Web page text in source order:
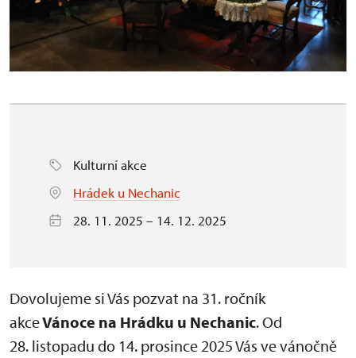
Kulturní akce
Hrádek u Nechanic
28. 11. 2025 – 14. 12. 2025
Dovolujeme si Vás pozvat na 31. ročník
akceVánoce na Hrádku u Nechanic. Od
28. listopadu do 14. prosince 2025 Vás ve vánočně